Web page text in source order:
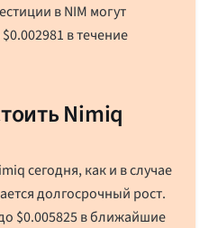
в NIM могут
$0.002981 в течение
Nimiq
сегодня, как и в случае
долгосрочный рост.
$0.005825в ближайшие